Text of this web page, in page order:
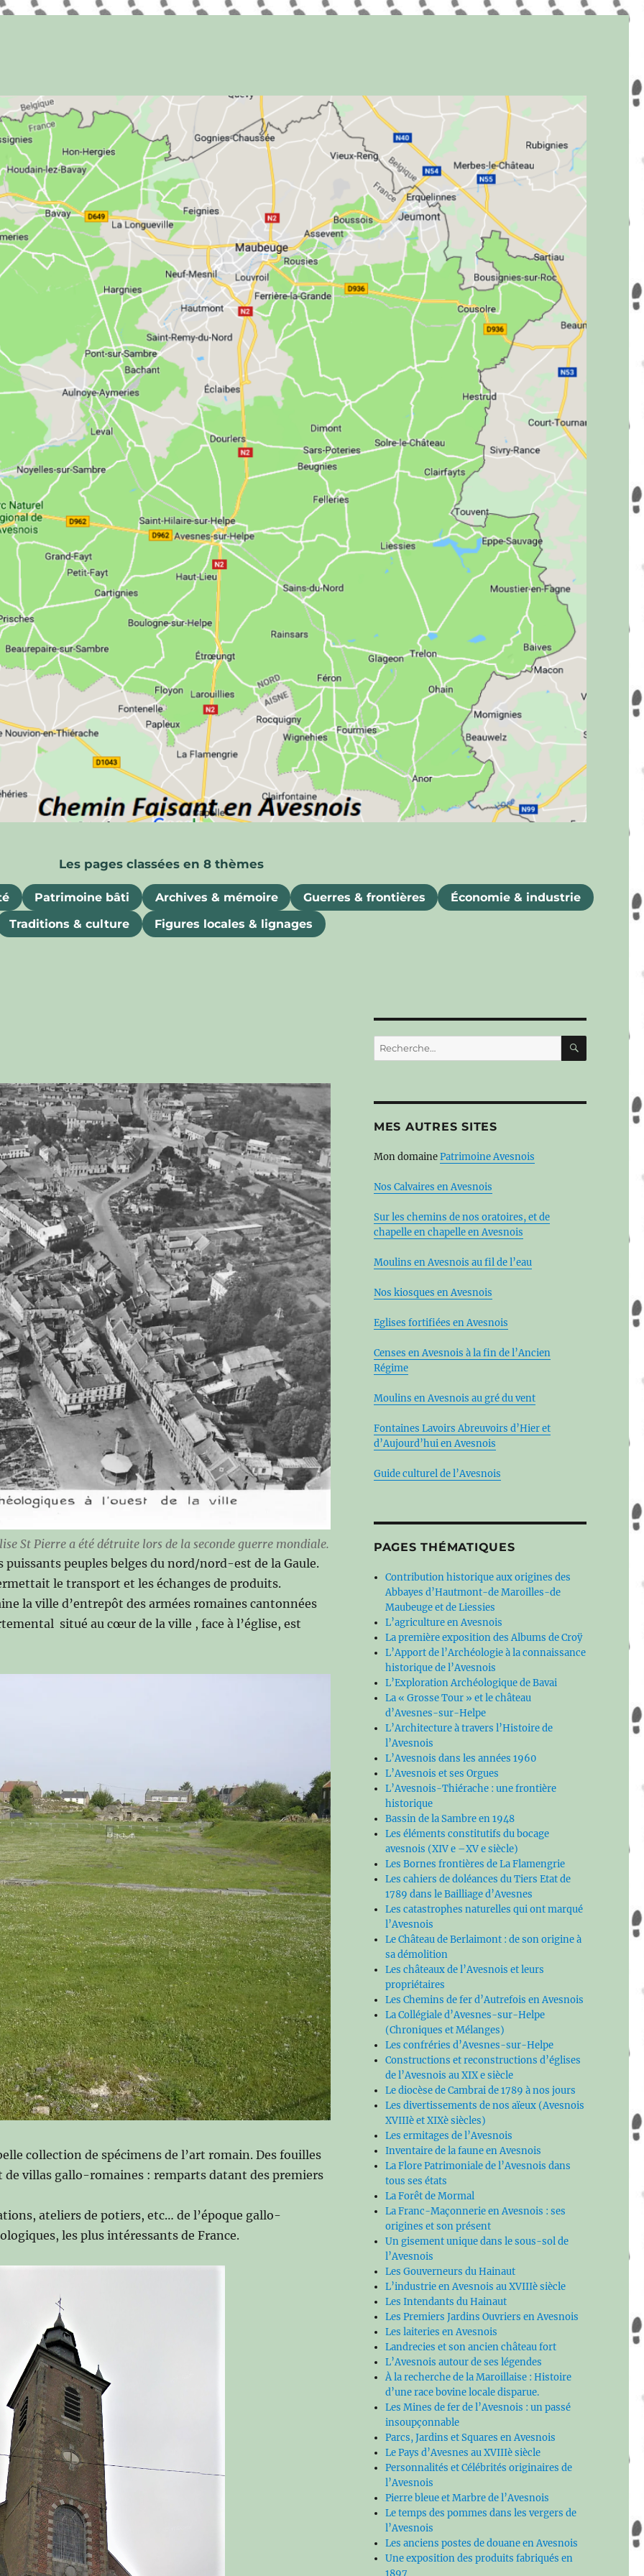
Patrimoine bâti Archives & mémoire Guerres & frontières
Économie & industrie
Traditions & culture
Figures locales & lignages
St Pierre a été détruite lors de la seconde guerre mondiale.
puissants peuples belges du nord/nord-est de la Gaule.
le transport et les échanges de produits.
la ville d’entrepôt des armées romaines cantonnées
situé au cœur de la ville , face à l’église, est
collection de spécimens de l’art romain. Des fouilles
villas gallo-romaines : remparts datant des premiers
ateliers de potiers, etc… de l’époque gallo-
les plus intéressants de France.
Recherche
pour :
MES AUTRES SITES
Mon domainePatrimoine Avesnois
Nos Calvaires en Avesnois
Sur les chemins de nos oratoires, et de
chapelle en chapelle en Avesnois
Moulins en Avesnois au fil de l’eau
Nos kiosques en Avesnois
Eglises fortifiées en Avesnois
Censes en Avesnois à la fin de l’Ancien
Régime
Moulins en Avesnois au gré du vent
Fontaines Lavoirs Abreuvoirs d’Hier et
d’Aujourd’hui en Avesnois
Guide culturel de l’Avesnois
PAGES THÉMATIQUES
Contribution historique aux origines des
Abbayes d’Hautmont-de Maroilles-de
Maubeuge et de Liessies
L’agriculture en Avesnois
La première exposition des Albums de Croÿ
L’Apport de l’Archéologie à la connaissance
historique de l’Avesnois
L’Exploration Archéologique de Bavai
La « Grosse Tour » et le château
d’Avesnes-sur-Helpe
L’Architecture à travers l’Histoire de
l’Avesnois
L’Avesnois dans les années 1960
L’Avesnois et ses Orgues
L’Avesnois-Thiérache : une frontière
historique
Bassin de la Sambre en 1948
Les éléments constitutifs du bocage
avesnois (XIV e –XV e siècle)
Les Bornes frontières de La Flamengrie
Les cahiers de doléances du Tiers Etat de
1789 dans le Bailliage d’Avesnes
Les catastrophes naturelles qui ont marqué
l’Avesnois
Le Château de Berlaimont : de son origine à
sa démolition
Les châteaux de l’Avesnois et leurs
propriétaires
Les Chemins de fer d’Autrefois en Avesnois
La Collégiale d’Avesnes-sur-Helpe
(Chroniques et Mélanges)
Les confréries d’Avesnes-sur-Helpe
Constructions et reconstructions d’églises
de l’Avesnois au XIX e siècle
Le diocèse de Cambrai de 1789 à nos jours
Les divertissements de nos aïeux (Avesnois
XVIIIè et XIXè siècles)
Les ermitages de l’Avesnois
Inventaire de la faune en Avesnois
La Flore Patrimoniale de l’Avesnois dans
tous ses états
La Forêt de Mormal
La Franc-Maçonnerie en Avesnois : ses
origines et son présent
Un gisement unique dans le sous-sol de
l’Avesnois
Les Gouverneurs du Hainaut
L’industrie en Avesnois au XVIIIè siècle
Les Intendants du Hainaut
Les Premiers Jardins Ouvriers en Avesnois
Les laiteries en Avesnois
Landrecies et son ancien château fort
L’Avesnois autour de ses légendes
À la recherche de la Maroillaise : Histoire
d’une race bovine locale disparue.
Les Mines de fer de l’Avesnois : un passé
insoupçonnable
Parcs, Jardins et Squares en Avesnois
Le Pays d’Avesnes au XVIIIè siècle
Personnalités et Célébrités originaires de
l’Avesnois
Pierre bleue et Marbre de l’Avesnois
Le temps des pommes dans les vergers de
l’Avesnois
Les anciens postes de douane en Avesnois
Une exposition des produits fabriqués en
1897